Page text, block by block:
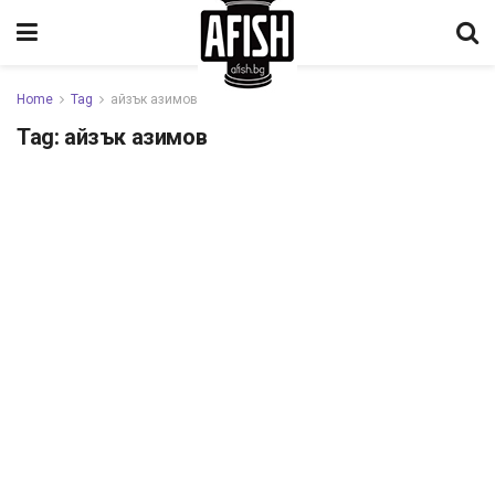
Home Tag айзък азимов
Tag: айзък азимов